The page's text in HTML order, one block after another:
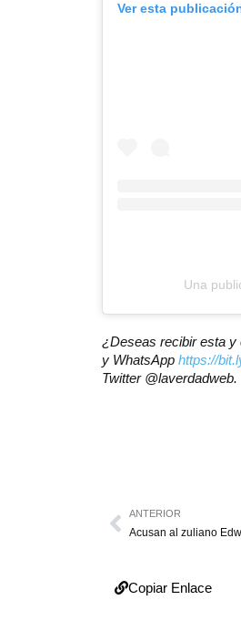
Ver esta
Una
¿Deseas recibir esta y
y WhatsApp https://
Twitter @laverdadweb.
ANTERIOR
Copiar Enlace